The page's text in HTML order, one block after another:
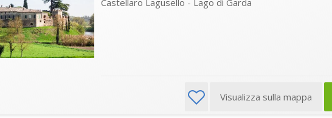
Castellaro Lagusello - Lago di Garda
Visualizza sulla mappa